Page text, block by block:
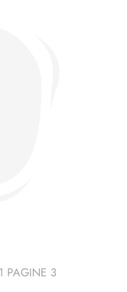
PAGINE 3